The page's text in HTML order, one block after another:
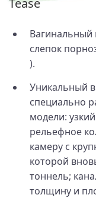
Вагинальный
слепок
).
Уникальный
специально
модели:
рельефное
камеру с
которой
тоннель;
толщину и